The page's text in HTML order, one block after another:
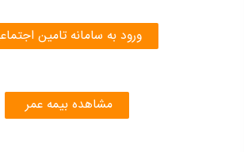
ورود به سامانه تامین
مشاهده بیمه عمر